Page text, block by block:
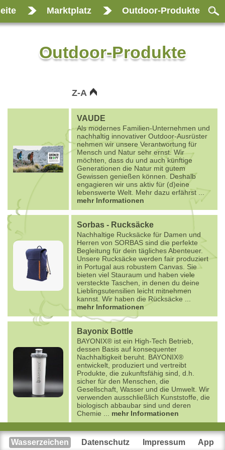
Marktplatz Outdoor-Produkte
Outdoor-Produkte
Z-A
VAUDE
Als modernes Familien-Unternehmen und
nachhaltig innovativer Outdoor-Ausrüster
nehmen wir unsere Verantwortung für
Mensch und Natur sehr ernst. Wir
möchten, dass du und auch künftige
Generationen die Natur mit gutem
Gewissen genießen können. Deshalb
engagieren wir uns aktiv für (d)eine
lebenswerte Welt. Mehr dazu erfährst
mehr Informationen
Sorbas - Rucksäcke
Nachhaltige Rucksäcke für Damen und
Herren von SORBAS sind die perfekte
Begleitung für dein tägliches Abenteuer.
Unsere Rucksäcke werden fair produziert
in Portugal aus robustem Canvas. Sie
bieten viel Stauraum und haben viele
versteckte Taschen, in denen du deine
Lieblingsutensilien leicht mitnehmen
kannst. Wir haben die Rücksäcke
mehr Informationen
Bayonix Bottle
BAYONIX® ist ein High-Tech Betrieb,
dessen Basis auf konsequenter
Nachhaltigkeit beruht. BAYONIX®
entwickelt, produziert und vertreibt
Produkte, die zukunftsfähig sind, d.h.
sicher für den Menschen, die
Gesellschaft, Wasser und die Umwelt. Wir
verwenden ausschließlich Kunststoffe, die
biologisch abbaubar sind und deren
Chemie
mehr Informationen
Wasserzeichen Datenschutz Impressum App